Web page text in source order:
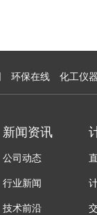
环保在线 化工仪
新闻资讯
公司动态
行业新闻
技术前沿